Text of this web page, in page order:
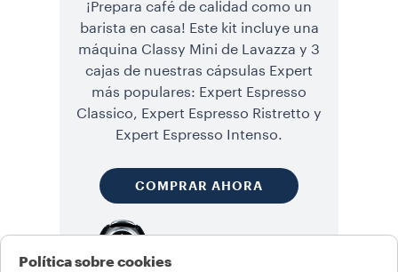
¡Prepara café de calidad como un
barista en casa! Este kit incluye una
máquina Classy Mini de Lavazza y 3
cajas de nuestras cápsulas Expert
más populares: Expert Espresso
Classico, Expert Espresso Ristretto y
Expert Espresso Intenso.
COMPRAR AHORA
Política sobre cookies